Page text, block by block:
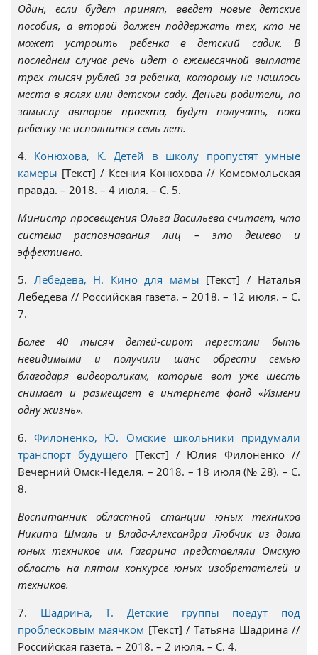
Один, если будет принят, введет новые детские
пособия, а второй должен поддержать тех, кто не
может устроить ребенка в детский садик. В
последнем случае речь идет о ежемесячной выплате
трех тысяч рублей за ребенка, которому не нашлось
места в яслях или детском саду. Деньги родители, по
замыслу авторов проекта, будут получать, пока
ребенку не исполнится семь лет.
4. Конюхова, К. Детей в школу пропустят умные
камеры [Текст] / Ксения Конюхова // Комсомольская
правда. – 2018. – 4 июля. – С. 5.
Министр просвещения Ольга Васильева считает, что
система распознавания лиц – это дешево и
эффективно.
5. Лебедева, Н. Кино для мамы [Текст] / Наталья
Лебедева // Российская газета. – 2018. – 12 июля. – С.
7.
Более 40 тысяч детей-сирот перестали быть
невидимыми и получили шанс обрести семью
благодаря видеороликам, которые вот уже шесть
снимает и размещает в интернете фонд «Измени
одну жизнь».
6.Филоненко, Ю. Омские школьники придумали
транспорт будущего[Текст] / Юлия Филоненко //
Вечерний Омск-Неделя. – 2018. – 18 июля (№ 28). – С.
8.
Воспитанник областной станции юных техников
Никита Шмаль и Влада-Александра Любчик из дома
юных техников им. Гагарина представляли Омскую
область на пятом конкурсе юных изобретателей и
техников.
7. Шадрина, Т. Детские группы поедут под
проблесковым маячком [Текст] / Татьяна Шадрина //
Российская газета. – 2018. – 2 июля. – С. 4.